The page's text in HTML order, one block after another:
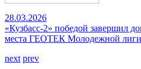
28.03.2026
«Кузбасс-2» победой завершил
места ГЕОТЕК Молодежной лиги
next prev